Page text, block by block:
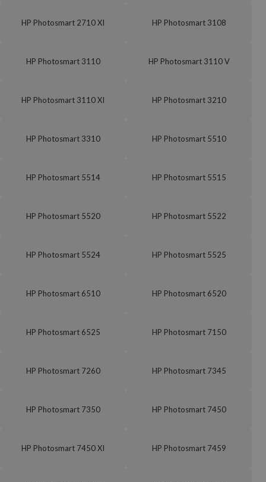
HP Photosmart 2710 XI HP Photosmart 3108
HP Photosmart 3110 HP Photosmart 3110 V
HP Photosmart 3110 XI HP Photosmart 3210
HP Photosmart 3310 HP Photosmart 5510
HP Photosmart 5514 HP Photosmart 5515
HP Photosmart 5520 HP Photosmart 5522
HP Photosmart 5524 HP Photosmart 5525
HP Photosmart 6510 HP Photosmart 6520
HP Photosmart 6525 HP Photosmart 7150
HP Photosmart 7260 HP Photosmart 7345
HP Photosmart 7350 HP Photosmart 7450
HP Photosmart 7450 XI HP Photosmart 7459